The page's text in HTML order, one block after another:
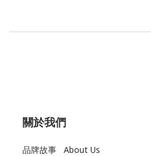
關於我們
品牌故事 About Us